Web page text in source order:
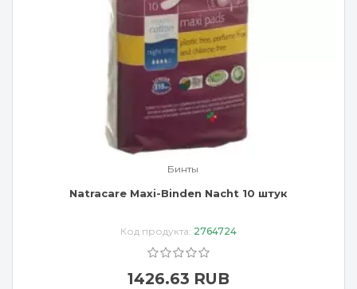
Бинты
Natracare Maxi-Binden Nacht 10 штук
Код продукта: 2764724
1426.63 RUB